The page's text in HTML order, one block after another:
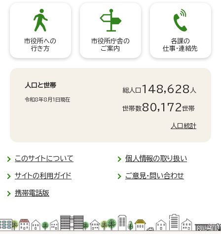
市役所への
行き方
市役所庁舎の
ご案内
各課の
仕事・連絡先
人口と世帯
令和8年8月1日現在
総人口 148,628 人
世帯数80,172世帯
人口統計
このサイトについて 個人情報の取り扱い
サイトの利用ガイド ご意見・問い合わせ
携帯電話版